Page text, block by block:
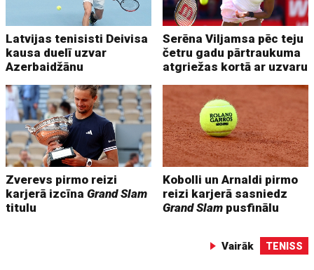
Latvijas tenisisti Deivisa
kausa duelī uzvar
Azerbaidžānu
Serēna Viljamsa pēc teju
četru gadu pārtraukuma
atgriežas kortā ar uzvaru
Zverevs pirmo reizi
karjerā izcīnaGrand Slam
titulu
Kobolli un Arnaldi pirmo
reizi karjerā sasniedz
Grand Slam pusfinālu
Vairāk TENISS